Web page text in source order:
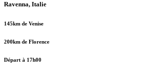
Ravenna, Italie
145km de Venise
200km de Florence
Départ à 17h00